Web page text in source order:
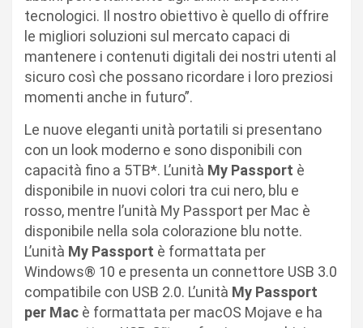
tecnologici. Il nostro obiettivo è quello di offrire
le migliori soluzioni sul mercato capaci di
mantenere i contenuti digitali dei nostri utenti al
sicuro così che possano ricordare i loro preziosi
momenti anche in futuro”.
Le nuove eleganti unità portatili si presentano
con un look moderno e sono disponibili con
capacità fino a 5TB*. L’unità My Passport è
disponibile in nuovi colori tra cui nero, blu e
rosso, mentre l’unità My Passport per Mac è
disponibile nella sola colorazione blu notte.
L’unità My Passport è formattata per
Windows® 10 e presenta un connettore USB 3.0
compatibile con USB 2.0. L’unità My Passport
per Mac è formattata per macOS Mojave e ha